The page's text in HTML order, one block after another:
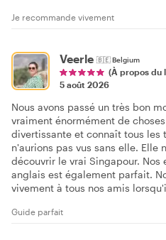
Je recommande vivement
Veerle 🇧🇪Belgium
(À propos du
5 août 2026
Nous avons passé un très bon
vraiment énormément de
divertissante et connaît tous les
n'aurions pas vus sans elle. Elle
découvrir le vrai Singapour. Nos
anglais est également parfait.
vivement à tous nos amis
Guide parfait